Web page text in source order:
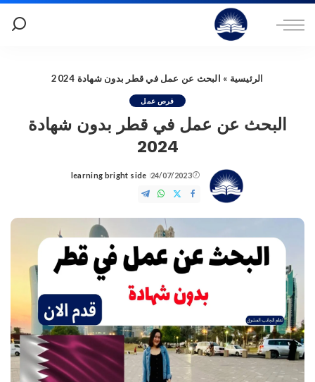
الرئيسية » البحث عن عمل في قطر بدون شهادة 2024
فرص عمل
البحث عن عمل في قطر بدون شهادة
2024
24/07/2023
Posted
by
learning bright side